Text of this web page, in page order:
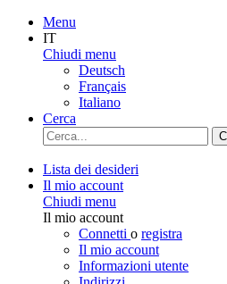
Menu
IT
Chiudi menu
Deutsch
Français
Italiano
Cerca
Lista dei desideri
Il mio account
Chiudi menu
Il mio account
Connetti o registra
Il mio account
Informazioni utente